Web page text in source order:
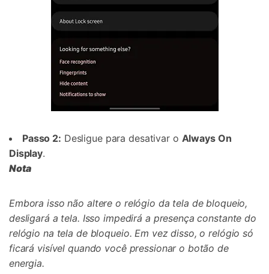
Passo 2: Desligue para desativar o Always On
Display.
Nota
Embora isso não altere o relógio da tela de bloqueio,
desligará a tela. Isso impedirá a presença constante do
relógio na tela de bloqueio. Em vez disso, o relógio só
ficará visível quando você pressionar o botão de
energia.